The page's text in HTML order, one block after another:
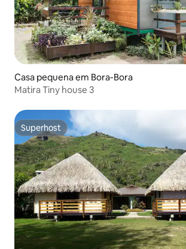
Casa pequena em Bora-Bora
Matira Tiny house 3
Superhost
Superhost